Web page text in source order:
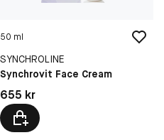
50 ml
SYNCHROLINE
Synchrovit Face Cream
Pris: 655 kr
655 kr